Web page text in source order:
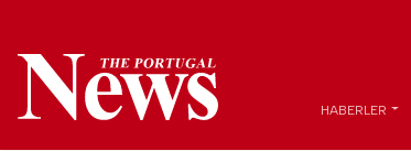
HABERLER